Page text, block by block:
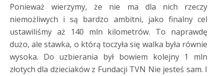
Ponieważ wierzymy, że nie ma dla nich rzeczy
niemożliwych i są bardzo ambitni, jako finalny cel
ustawiliśmy aż 140 mln kilometrów. To naprawdę
dużo, ale stawka, o którą toczyła się walka była równie
wysoka. Do uzbierania był bowiem kolejny 1 mln
złotych dla dzieciaków z Fundacji TVN Nie jesteś sam. I